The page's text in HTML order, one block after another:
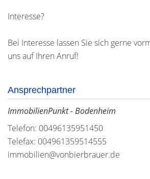
Interesse?
Bei Interesse lassen Sie sich gerne
uns auf Ihren Anruf!
Ansprechpartner
ImmobilienPunkt - Bodenheim
Telefon: 00496135951450
Telefax: 004961359514555
immobilien@vonbierbrauer.de